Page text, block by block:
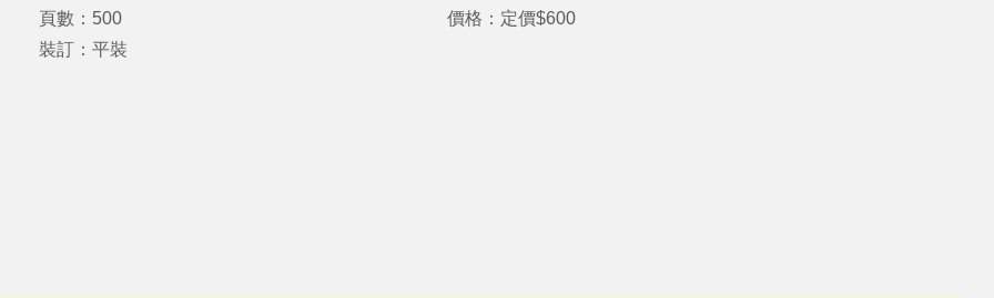
頁數：500
裝訂：平裝
價格：定價$600